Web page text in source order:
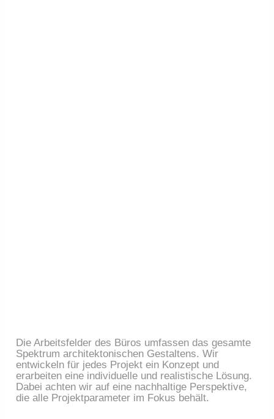
Die Arbeitsfelder des Büros umfassen das gesamte
Spektrum architektonischen Gestaltens. Wir
entwickeln für jedes Projekt ein Konzept und
erarbeiten eine individuelle und realistische Lösung.
Dabei achten wir auf eine nachhaltige Perspektive,
die alle Projektparameter im Fokus behält.